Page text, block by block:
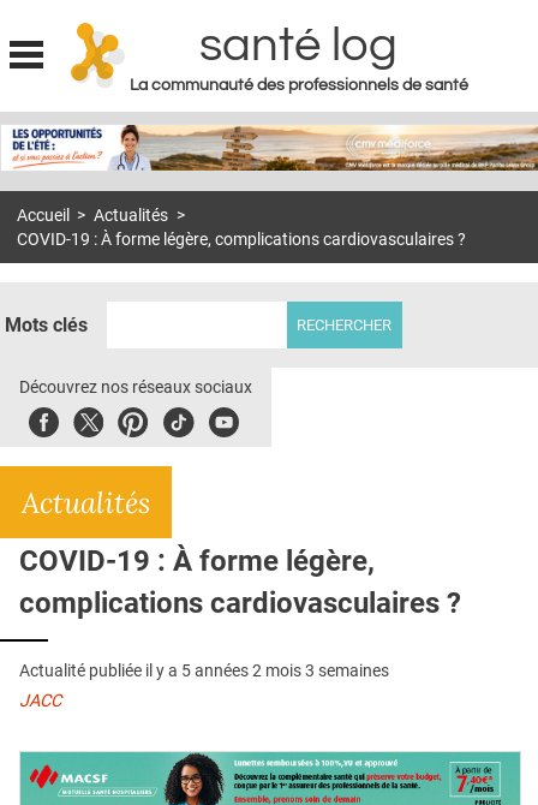
Jump to navigation
santé log
La communauté des professionnels de santé
MON COMPTE
S'ABONNER À LA REVUE SOIN À DOMICILE
DOSSIERS
E-REVUE SAD
L'APP
QUI SOMMES-NOUS ?
PUBLICITÉ
CONDITIONS GÉNÉRALES
CONTACT
Accueil > Actualités >
COVID-19 : À forme légère, complications cardiovasculaires ?
Mots clés
Découvrez nos réseaux sociaux
FacebookTwitterPinterest
TiktokYoubute
Actualités
COVID-19 : À forme légère,
complications cardiovasculaires ?
Actualité publiée il y a 5 années 2 mois 3 semaines
JACC